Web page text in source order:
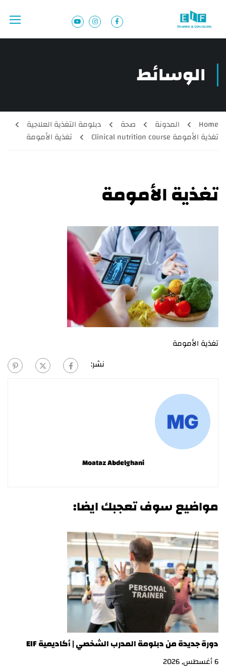
الوسائط
Home المدونة صحة
دبلومة التغذية العلاجية
تغذية الأمومة Clinical nutrition course
تغذية الأمومة
تغذية الأمومة
تغذية الأمومة
نشر:
Moataz Abdelghani
مواضيع سوف تعجبك ايضا:
دورة جديدة من دبلومة المدرب الشخصي | أكاديمية EIF
6 أغسطس, 2026